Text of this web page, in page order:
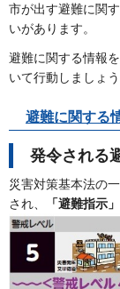
市が出す避難に関
いがあります。
避難に関する情報
いて行動しましょう
避難に関する
発令される
災害対策基本法の
され、
「避難指示